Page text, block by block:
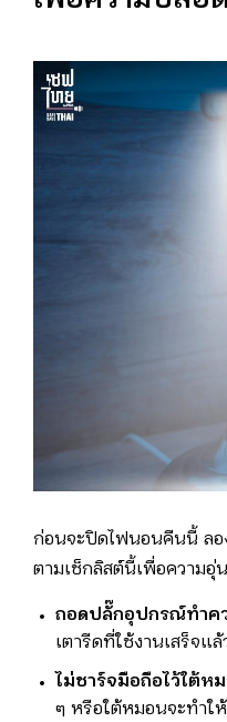
ก่อนจะปิดไฟนอนคืนนี้ ลอง
ตามเช็กลิสต์นี้เพื่อความอุ่
ถอดปลั๊กอุปกรณ์ทำค
เตารีดที่ใช้งานเสร็จแล้
ไม่ชาร์จมือถือไว้ใต้ห
ๆ หรือใต้หมอนจะทำใ